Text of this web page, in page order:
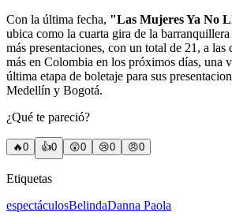
Con la última fecha, "Las Mujeres Ya No
ubica como la cuarta gira de la
más presentaciones, con un total de 21, a las
más en Colombia en los próximos días, una
última etapa de boletaje para sus
Medellín y Bogotá.
¿Qué te pareció?
🔥0 👍0 😲0 😢0 😠0
Etiquetas
espectáculosBelindaDanna Paola